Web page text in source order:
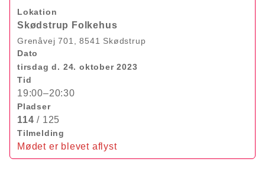
Lokation
Skødstrup Folkehus
Grenåvej 701, 8541 Skødstrup
Dato
tirsdag d. 24. oktober 2023
Tid
19:00–20:30
Pladser
114 / 125
Tilmelding
Mødet er blevet aflyst